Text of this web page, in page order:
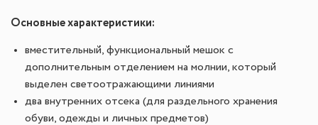
Основные характеристики:
вместительный, функциональный мешок с
дополнительным отделением на молнии, который
выделен светоотражающими линиями
два внутренних отсека (для раздельного хранения
обуви, одежды и личных предметов)